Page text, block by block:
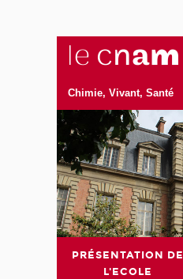
Chimie, Vivant, Santé
PRÉSENTATION DE
L'ECOLE